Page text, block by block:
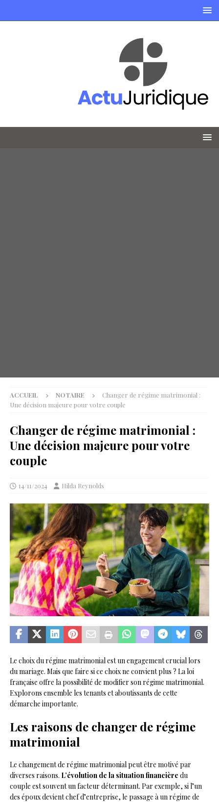
ACCUEIL NOTAIRE
Changer de régime matrimonial :
Une décision majeure pour votre couple
Changer de régime matrimonial :
Une décision majeure pour votre
couple
14/11/2024 Hilda Reynolds
Le choix du régime matrimonial est un engagement crucial lors
du mariage. Mais que faire si ce choix ne convient plus ? La loi
française offre la possibilité de modifier son régime matrimonial.
Explorons ensemble les tenants et aboutissants de cette
démarche importante.
Les raisons de changer de régime
matrimonial
Le changement de régime matrimonial peut être motivé par
diverses raisons. L’évolution de la situation financière du
couple est souvent un facteur déterminant. Par exemple, si l’un
des époux devient chef d’entreprise, le passage à un régime de